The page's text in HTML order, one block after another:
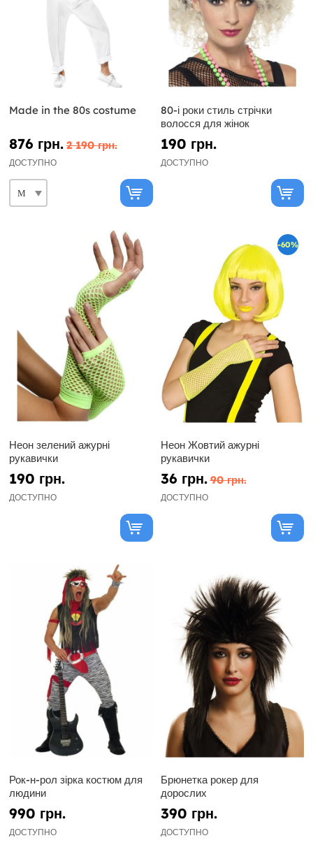
Made in the 80s costume
876 грн. 2 190 грн.
ДОСТУПНО
80-і роки стиль стрічки
волосся для жінок
190 грн.
ДОСТУПНО
Неон зелений ажурні
рукавички
190 грн.
ДОСТУПНО
-60%
Неон Жовтий ажурні
рукавички
36 грн. 90 грн.
ДОСТУПНО
Рок-н-рол зірка костюм для
людини
990 грн.
ДОСТУПНО
Брюнетка рокер для
дорослих
390 грн.
ДОСТУПНО